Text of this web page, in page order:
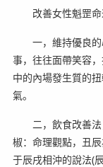
改善女性魁罡命
一，維持優良的
事，往往面帶笑容
中的內場發生質的
氣。
二，飲食改善法
椒：命理觀點，丑
于辰戌相沖的說法(